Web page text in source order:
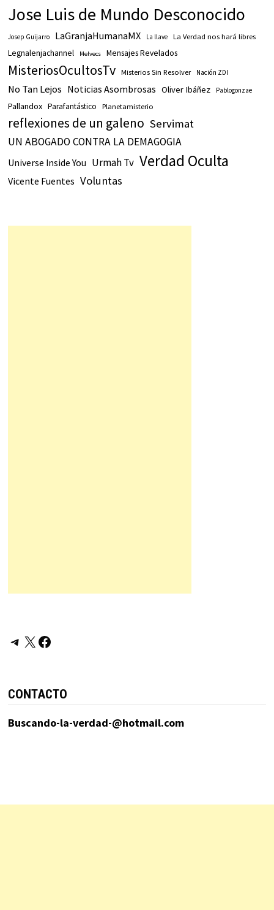
Jose Luis de Mundo Desconocido
Josep Guijarro LaGranjaHumanaMX La llave La Verdad nos hará libres
Legnalenjachannel Melvecs Mensajes Revelados
MisteriosOcultosTv Misterios Sin Resolver Nación ZDI
No Tan Lejos Noticias Asombrosas Oliver Ibáñez Pablogonzae
Pallandox Parafantástico Planetamisterio
reflexiones de un galeno Servimat
UN ABOGADO CONTRA LA DEMAGOGIA
Universe Inside You Urmah Tv Verdad Oculta
Vicente Fuentes Voluntas
Telegram
X Facebook
CONTACTO
Buscando-la-verdad-@hotmail.com